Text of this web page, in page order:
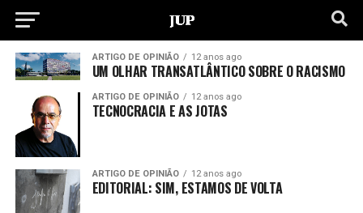
ARTIGO DE OPINIÃO 12 anos ago
UM OLHAR TRANSATLÂNTICO SOBRE O RACISMO
ARTIGO DE OPINIÃO 12 anos ago
TECNOCRACIA E AS JOTAS
ARTIGO DE OPINIÃO 12 anos ago
EDITORIAL: SIM, ESTAMOS DE VOLTA